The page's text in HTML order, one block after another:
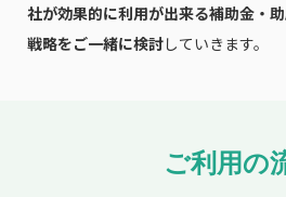
社が効果的に利用が出来る補助金・
戦略をご一緒に検討していきます。
ご利用の